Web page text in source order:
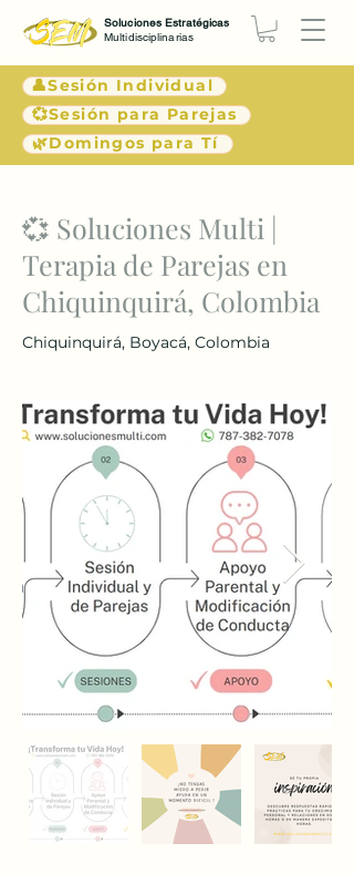
👤Sesión Individual
💞Sesión para Parejas
🌿Domingos para Tí
Soluciones Estratégicas
Multidisciplinarias
< Atrás
💞 Soluciones Multi |
Terapia de Parejas en
Chiquinquirá, Colombia
Chiquinquirá, Boyacá, Colombia